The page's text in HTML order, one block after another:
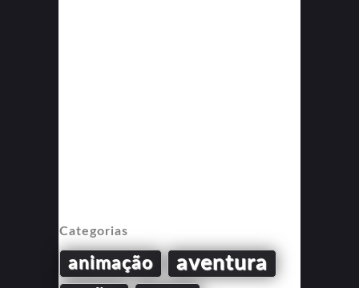
Categorias
animação aventura